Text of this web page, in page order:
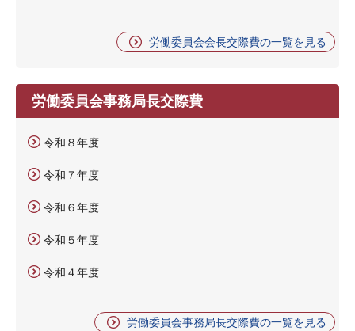
労働委員会会長交際費の一覧を見る
労働委員会事務局長交際費
令和８年度
令和７年度
令和６年度
令和５年度
令和４年度
労働委員会事務局長交際費の一覧を見る